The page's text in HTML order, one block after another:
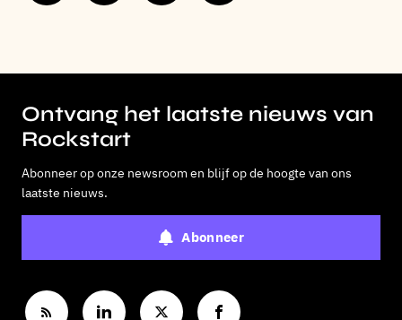
Ontvang het laatste nieuws van
Rockstart
Abonneer op onze newsroom en blijf op de hoogte van ons
laatste nieuws.
Abonneer